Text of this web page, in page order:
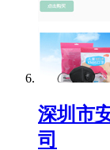
深圳市
司